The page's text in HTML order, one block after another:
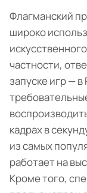
Флагманский
широко
частности,
запуске игр —
кадрах в
из самых
работает на
Кроме того,